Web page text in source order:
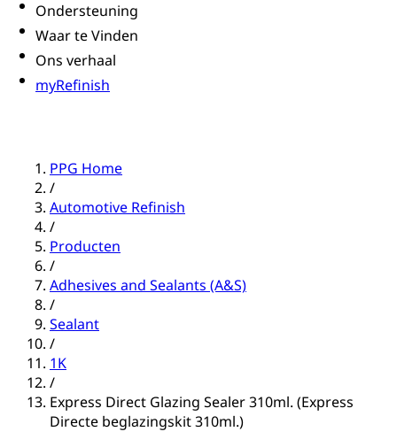
Ondersteuning
Waar te Vinden
Ons verhaal
myRefinish
PPG Home
/
Automotive Refinish
/
Producten
/
Adhesives and Sealants (A&S)
/
Sealant
/
1K
/
Express Direct Glazing Sealer 310ml. (Express
Directe beglazingskit 310ml.)